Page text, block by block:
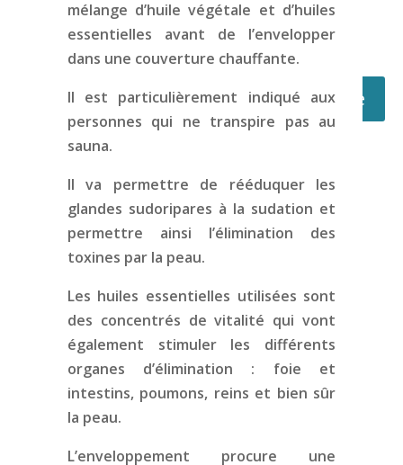
Réserver en ligne
mélange d’huile végétale et d’huiles
essentielles avant de l’envelopper
dans une couverture chauffante.
Il est particulièrement indiqué aux
personnes qui ne transpire pas au
sauna.
Il va permettre de rééduquer les
glandes sudoripares à la sudation et
permettre ainsi l’élimination des
toxines par la peau.
Les huiles essentielles utilisées sont
des concentrés de vitalité qui vont
également stimuler les différents
organes d’élimination : foie et
intestins, poumons, reins et bien sûr
la peau.
L’enveloppement procure une